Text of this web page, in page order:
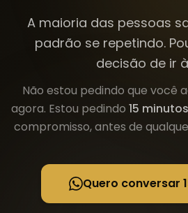
A maioria das pessoas
padrão se repetindo.
decisão de ir
Não estou pedindo que você
agora. Estou pedindo 15
compromisso, antes de
Quero conversar